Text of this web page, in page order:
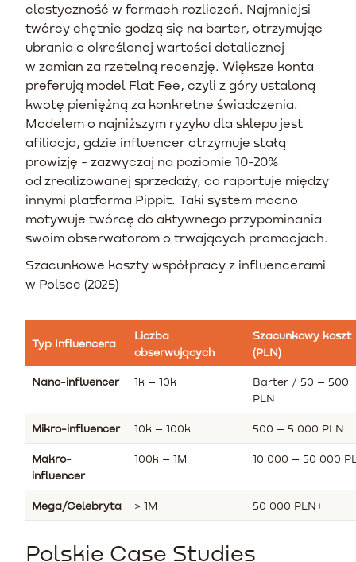
elastyczność w formach rozliczeń. Najmniejsi
twórcy chętnie godzą się na barter, otrzymując
ubrania o określonej wartości detalicznej
w zamian za rzetelną recenzję. Większe konta
preferują model Flat Fee, czyli z góry ustaloną
kwotę pieniężną za konkretne świadczenia.
Modelem o najniższym ryzyku dla sklepu jest
afiliacja, gdzie influencer otrzymuje stałą
prowizję - zazwyczaj na poziomie 10-20%
od zrealizowanej sprzedaży, co raportuje między
innymi platforma Pippit. Taki system mocno
motywuje twórcę do aktywnego przypominania
swoim obserwatorom o trwających promocjach.
Szacunkowe koszty współpracy z influencerami
w Polsce (2025)
Typ Influencera
Liczba
obserwujących
Szacunkowy koszt
(PLN)
Nano-influencer 1k – 10k
Barter / 50 – 500
PLN
Mikro-influencer 10k – 100k 500 – 5 000 PLN
Makro-
influencer
100k – 1M 10 000 – 50 000
Mega/Celebryta > 1M 50 000 PLN+
Polskie Case Studies